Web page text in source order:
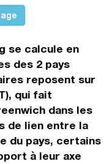
se calcule en
des 2 pays
reposent sur
qui fait
dans les
de lien entre la
du pays, certains
à leur axe